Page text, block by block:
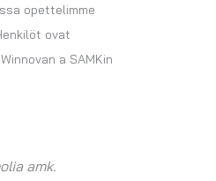
opettelimme
ovat
a SAMKin
amk.